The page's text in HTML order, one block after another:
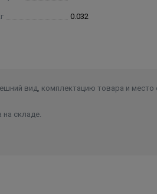
0.032
вид, комплектацию товара и место
на складе.